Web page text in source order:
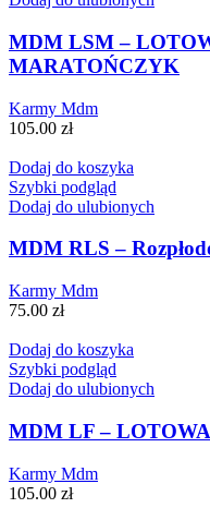
MDM LSM –
MARATOŃCZYK
Karmy Mdm
105.00 zł
Dodaj do koszyka
Szybki podgląd
Dodaj do ulubionych
MDM RLS –
Karmy Mdm
75.00 zł
Dodaj do koszyka
Szybki podgląd
Dodaj do ulubionych
MDM LF –
Karmy Mdm
105.00 zł